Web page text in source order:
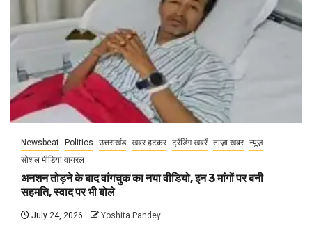
Newsbeat Politics उत्तराखंड खबर हटकर ट्रेंडिंग खबरें ताज़ा ख़बर न्यूज़
सोशल मीडिया वायरल
अनशन तोड़ने के बाद वांगचुक का नया वीडियो, इन 3 मांगों पर बनी
सहमति, स्वाद पर भी बोले
July 24, 2026 Yoshita Pandey